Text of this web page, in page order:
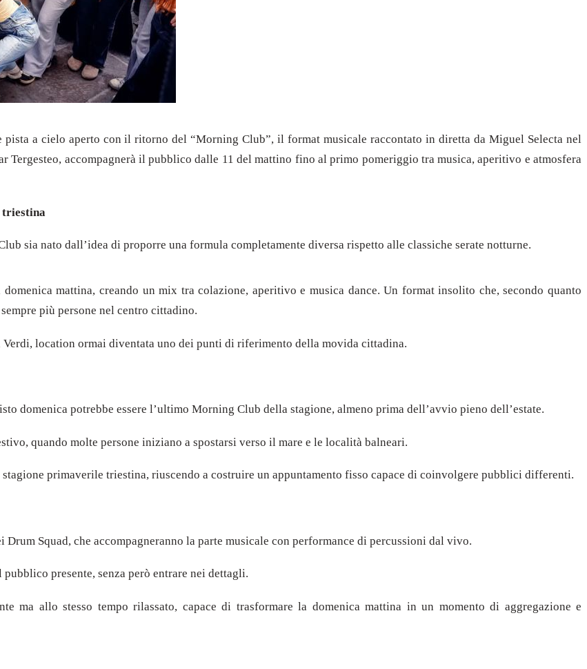
pista a cielo aperto con il ritorno del “Morning Club”, il format musicale raccontato in diretta da Miguel Selecta nel
Tergesteo, accompagnerà il pubblico dalle 11 del mattino fino al primo pomeriggio tra musica, aperitivo e atmosfera
triestina
sia nato dall’idea di proporre una formula completamente diversa rispetto alle classiche serate notturne.
mattina, creando un mix tra colazione, aperitivo e musica dance. Un format insolito che, secondo quanto
più persone nel centro cittadino.
Verdi, location ormai diventata uno dei punti di riferimento della movida cittadina.
domenica potrebbe essere l’ultimo Morning Club della stagione, almeno prima dell’avvio pieno dell’estate.
quando molte persone iniziano a spostarsi verso il mare e le località balneari.
primaverile triestina, riuscendo a costruire un appuntamento fisso capace di coinvolgere pubblici differenti.
Squad, che accompagneranno la parte musicale con performance di percussioni dal vivo.
presente, senza però entrare nei dettagli.
ma allo stesso tempo rilassato, capace di trasformare la domenica mattina in un momento di aggregazione e